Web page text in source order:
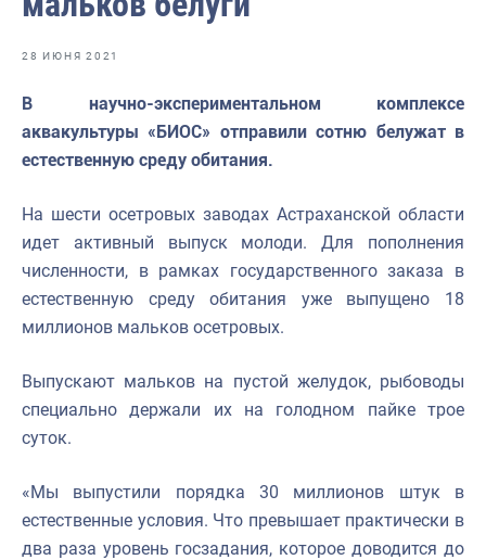
Отраслевые СМИ
Выставки и конференции
Научно-практическая литература
Рыбоохрана России
Инфографика
Укрепление духовно-нравственных ценностей
28 ИЮНЯ 2021
В научно-экспериментальном комплексе
аквакультуры «БИОС» отправили сотню белужат в
естественную среду обитания.
На шести осетровых заводах Астраханской области
идет активный выпуск молоди. Для пополнения
численности, в рамках государственного заказа в
естественную среду обитания уже выпущено 18
миллионов мальков осетровых.
Выпускают мальков на пустой желудок, рыбоводы
специально держали их на голодном пайке трое
суток.
«Мы выпустили порядка 30 миллионов штук в
естественные условия. Что превышает практически в
два раза уровень госзадания, которое доводится до